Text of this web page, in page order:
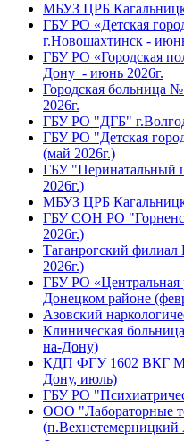
МБУЗ ЦРБ
ГБУ РО «Детская
г.Новошахтинск -
ГБУ РО «Городская
Дону - июнь 2026г.
Городская больница
2026г.
ГБУ РО "ДГБ"
ГБУ РО "Детская
(май 2026г.)
ГБУ "Перинатальный
2026г.)
МБУЗ ЦРБ
ГБУ СОН РО
2026г.)
Таганрогский
2026г.)
ГБУ РО «Центральная
Донецком районе
Азовский
Клиническая
на-Дону)
КДП ФГУ 1602 ВКГ
Дону, июль)
ГБУ РО
ООО "Лабораторные
(п.Вехнетемерницкий